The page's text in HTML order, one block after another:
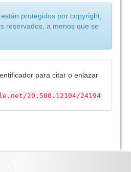
protegidos por copyright,
reservados, a menos que se
para citar o enlazar
20.500.12104/24194